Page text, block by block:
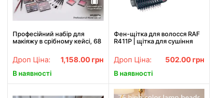
Професійний набір для
макіяжу в срібному кейсі, 68
комплект
Дроп Ціна: 1,158.00 грн
В наявності
Фен-щітка для волосся RAF
R411P | щітка для сушіння
волосся | стайлер для
волосся
Дроп Ціна: 502.00 грн
В наявності